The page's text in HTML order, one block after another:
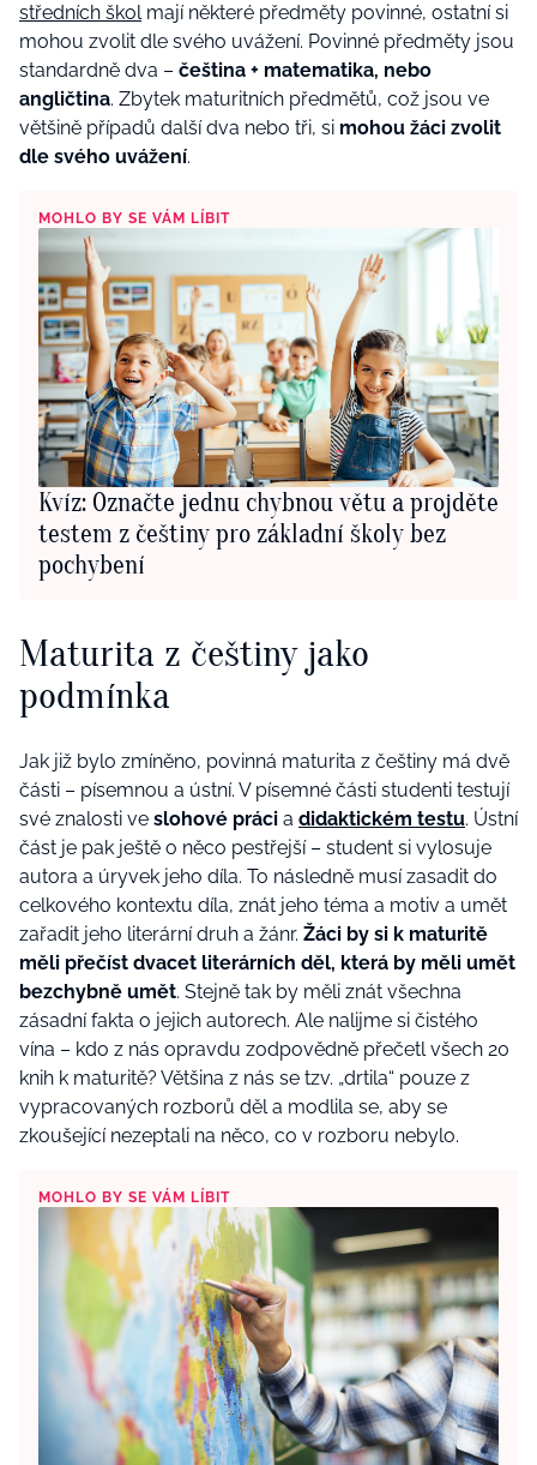
středních školmají některé předměty povinné, ostatní si
mohou zvolit dle svého uvážení. Povinné předměty jsou
standardně dva – čeština + matematika, nebo
angličtina. Zbytek maturitních předmětů, což jsou ve
většině případů další dva nebo tři, si mohou žáci zvolit
dle svého uvážení.
MOHLO BY SE VÁM LÍBIT
Kvíz: Označte jednu chybnou větu a projděte
testem z češtiny pro základní školy bez
pochybení
Maturita z češtiny jako
podmínka
Jak již bylo zmíněno, povinná maturita z češtiny má dvě
části – písemnou a ústní. V písemné části studenti testují
své znalosti ve slohové práci a didaktickém testu. Ústní
část je pak ještě o něco pestřejší – student si vylosuje
autora a úryvek jeho díla. To následně musí zasadit do
celkového kontextu díla, znát jeho téma a motiv a umět
zařadit jeho literární druh a žánr. Žáci by si k maturitě
měli přečíst dvacet literárních děl, která by měli umět
bezchybně umět. Stejně tak by měli znát všechna
zásadní fakta o jejich autorech. Ale nalijme si čistého
vína – kdo z nás opravdu zodpovědně přečetl všech 20
knih k maturitě? Většina z nás se tzv. „drtila“ pouze z
vypracovaných rozborů děl a modlila se, aby se
zkoušející nezeptali na něco, co v rozboru nebylo.
MOHLO BY SE VÁM LÍBIT